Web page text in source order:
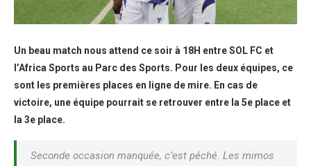
Un beau match nous attend ce soir à 18H entre SOL FC et
l’Africa Sports au Parc des Sports. Pour les deux équipes, ce
sont les premières places en ligne de mire. En cas de
victoire, une équipe pourrait se retrouver entre la 5e place et
la 3e place.
Seconde occasion manquée, c’est péché. Les mimos